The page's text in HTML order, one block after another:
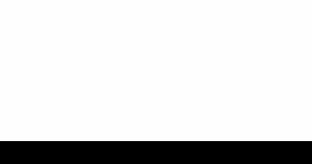
示，「選美比賽有項規則，你必須是已婚，而且沒有離婚，